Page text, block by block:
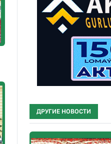
ДРУГИЕ НОВОСТИ